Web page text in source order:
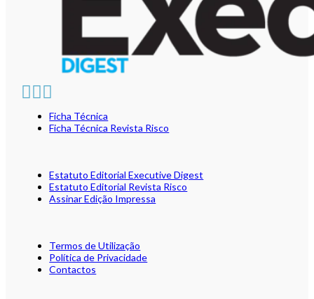
Ficha Técnica
Ficha Técnica Revista Risco
Estatuto Editorial Executive Digest
Estatuto Editorial Revista Risco
Assinar Edição Impressa
Termos de Utilização
Política de Privacidade
Contactos